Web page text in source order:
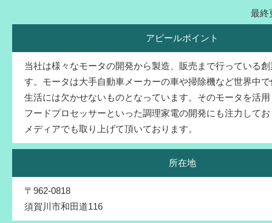
最終
アピールポイント
当社は様々なモータの開発から製造、販売まで行っている
す。モータは大手自動車メーカーの車や掃除機など世界中
生活には欠かせないものとなっています。そのモータを活
フードプロセッサーといった調理家電の開発にも注力して
メディアでも取り上げて頂いております。
所在地
〒962-0818
須賀川市和田道116